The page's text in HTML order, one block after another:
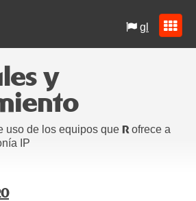
gl
y
uso de los equipos que R ofrece a
IP